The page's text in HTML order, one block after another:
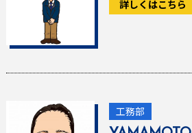
詳しくはこちら
工務部